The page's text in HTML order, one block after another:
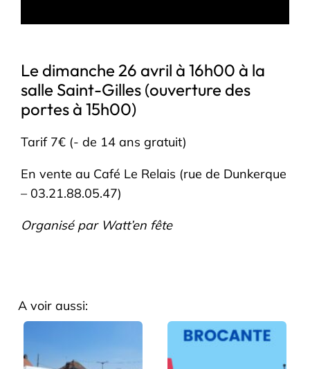
Le dimanche 26 avril à 16h00 à la
salle Saint-Gilles (ouverture des
portes à 15h00)
Tarif 7€ (- de 14 ans gratuit)
En vente au Café Le Relais (rue de Dunkerque
– 03.21.88.05.47)
Organisé par Watt’en fête
A voir aussi: